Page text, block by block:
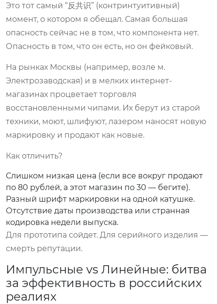
Это тот самый “反共识” (контринтуитивный)
момент, о котором я обещал. Самая большая
опасность сейчас не в том, что компонента нет.
Опасность в том, что он есть, но он фейковый.
На рынках Москвы (например, возле м.
Электрозаводская) и в мелких интернет-
магазинах процветает торговля
восстановленными чипами. Их берут из старой
техники, моют, шлифуют, лазером наносят новую
маркировку и продают как новые.
Как отличить?
Слишком низкая цена (если все вокруг продают
по 80 рублей, а этот магазин по 30 — бегите).
Разный шрифт маркировки на одной катушке.
Отсутствие даты производства или странная
кодировка недели выпуска.
Для прототипа сойдет. Для серийного изделия —
смерть репутации.
Импульсные vs Линейные: битва
за эффективность в российских
реалиях